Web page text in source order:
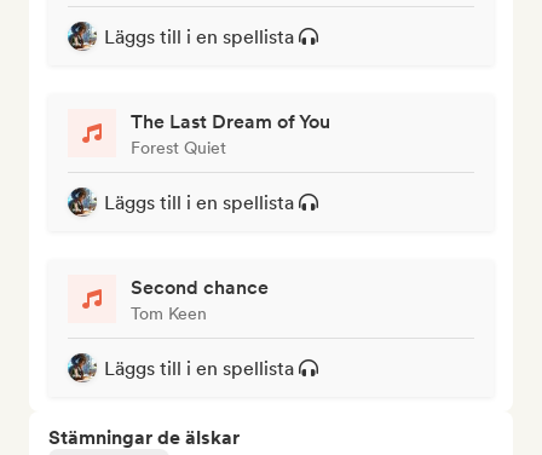
Läggs till i en spellista
The Last Dream of You
Forest Quiet
Läggs till i en spellista
Second chance
Tom Keen
Läggs till i en spellista
Stämningar de älskar